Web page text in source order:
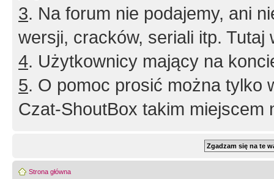
3. Na forum nie podajemy, ani
wersji, cracków, seriali itp. Tutaj
4. Użytkownicy mający na
5. O pomoc prosić można tylko
Czat-ShoutBox takim miejscem
Strona główna